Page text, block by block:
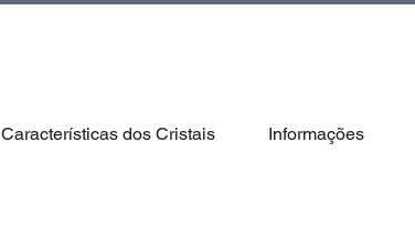
Características dos Cristais Informações